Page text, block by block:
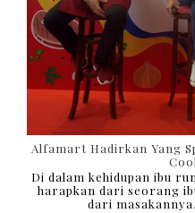
Alfamart Hadirkan Yang
Di dalam kehidupan ibu
harapkan dari seorang
dari